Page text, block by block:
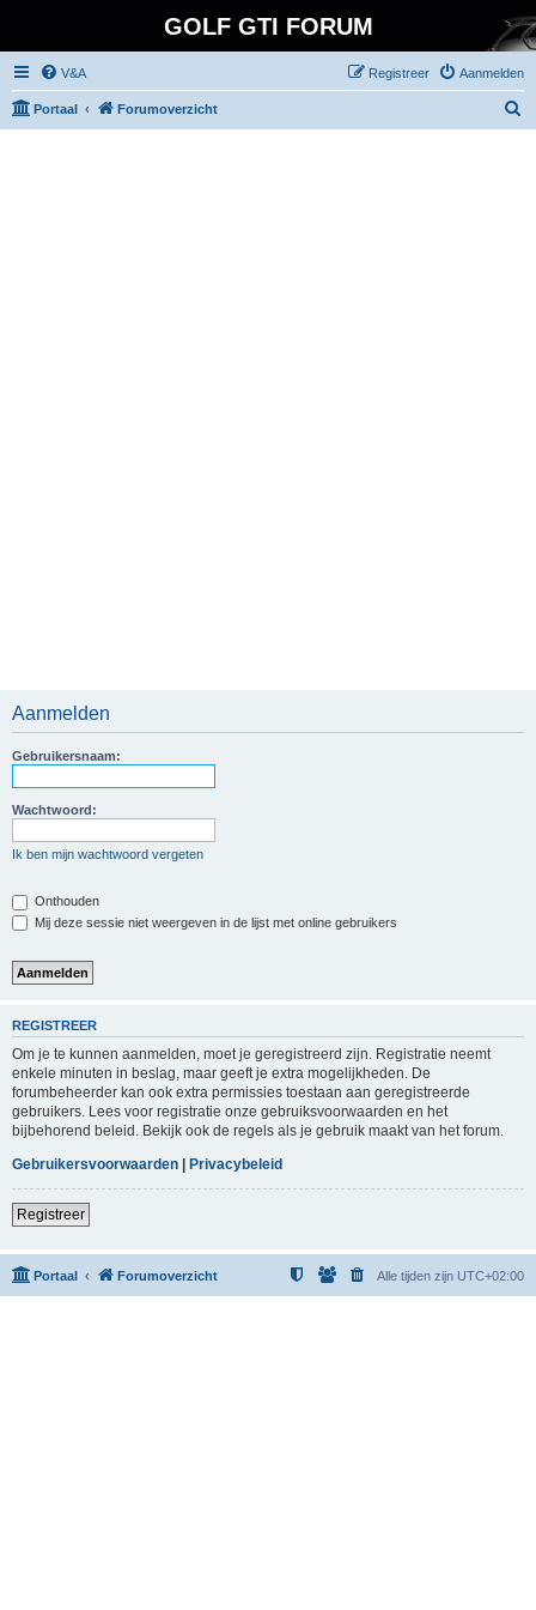
GOLF GTI FORUM
V&A Aanmelden
Registreer
Portaal Forumoverzicht
Aanmelden
Gebruikersnaam:
Wachtwoord:
Ik ben mijn wachtwoord vergeten
Onthouden
Mij deze sessie niet weergeven in de lijst met online gebruikers
REGISTREER
Om je te kunnen aanmelden, moet je geregistreerd zijn. Registratie neemt
enkele minuten in beslag, maar geeft je extra mogelijkheden. De
forumbeheerder kan ook extra permissies toestaan aan geregistreerde
gebruikers. Lees voor registratie onze gebruiksvoorwaarden en het
bijbehorend beleid. Bekijk ook de regels als je gebruik maakt van het forum.
Gebruikersvoorwaarden | Privacybeleid
Registreer
Portaal Forumoverzicht Alle tijden zijn UTC+02:00